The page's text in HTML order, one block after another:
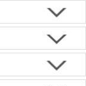
便振替、銀行振
イン決済
をお受けいたしま